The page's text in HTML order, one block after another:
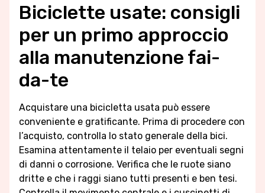
Biciclette usate: consigli
per un primo approccio
alla manutenzione fai-
da-te
Acquistare una bicicletta usata può essere
conveniente e gratificante. Prima di procedere con
l’acquisto, controlla lo stato generale della bici.
Esamina attentamente il telaio per eventuali segni
di danni o corrosione. Verifica che le ruote siano
dritte e che i raggi siano tutti presenti e ben tesi.